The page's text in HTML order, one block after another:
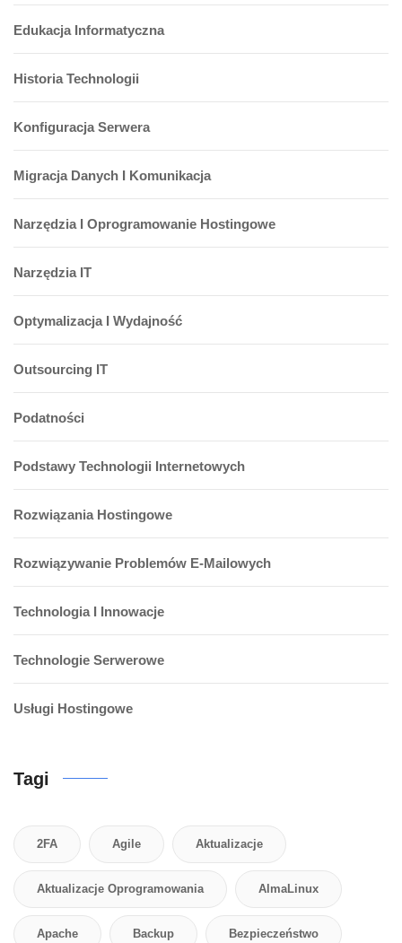
Edukacja Informatyczna
Historia Technologii
Konfiguracja Serwera
Migracja Danych I Komunikacja
Narzędzia I Oprogramowanie Hostingowe
Narzędzia IT
Optymalizacja I Wydajność
Outsourcing IT
Podatności
Podstawy Technologii Internetowych
Rozwiązania Hostingowe
Rozwiązywanie Problemów E-Mailowych
Technologia I Innowacje
Technologie Serwerowe
Usługi Hostingowe
Tagi
2FA Agile Aktualizacje
Aktualizacje Oprogramowania AlmaLinux
Apache Backup Bezpieczeństwo